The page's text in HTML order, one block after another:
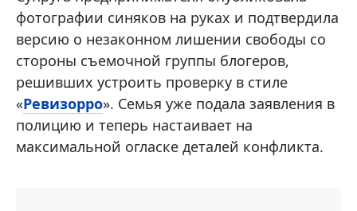
фотографии синяков на руках и подтвердила
версию о незаконном лишении свободы со
стороны съемочной группы блогеров,
решивших устроить проверку в стиле
«Ревизорро». Семья уже подала заявления в
полицию и теперь настаивает на
максимальной огласке деталей конфликта.